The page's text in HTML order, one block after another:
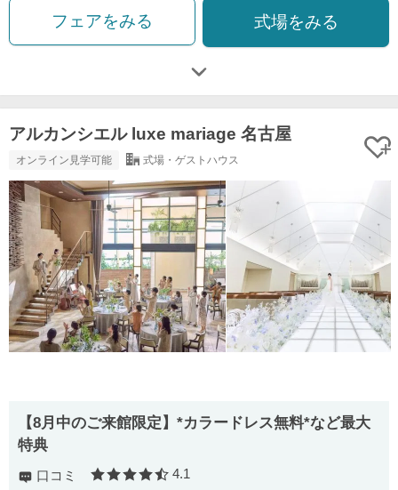
フェアをみる 式場をみる
アルカンシエル luxe mariage 名古屋
オンライン見学可能 式場・ゲストハウス
【8月中のご来館限定】*カラードレス無料*など最大
特典
口コミ 口コミ評価
4.1